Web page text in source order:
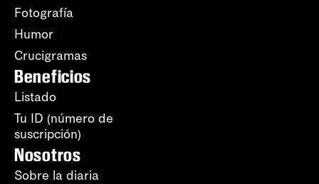
Fotografía
Humor
Crucigramas
Beneficios
Listado
Tu ID (número de
suscripción)
Nosotros
Sobre la diaria